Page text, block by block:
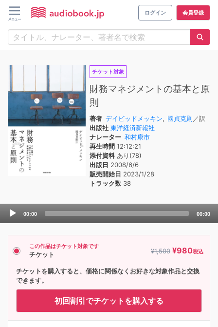
ログイン 会員登録
チケット対象
財務マネジメントの基本と原
則
著者 デイビッドメッキン, 國貞克則 ／訳
出版社 東洋経済新報社
ナレーター 和村康市
再生時間 12:12:21
添付資料あり(78)
出版日 2008/6/6
販売開始日 2023/1/28
トラック数 38
Audio
00:00 00:00
この作品はチケット対象です
チケット ¥1,500 ¥980税込
チケットを購入すると、価格に関係なくお好きな対象作品と交換
できます。
初回割引でチケットを購入する